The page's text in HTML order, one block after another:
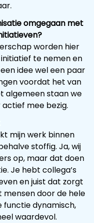
omgegaan met
worden hier
te nemen en
idee wel een paar
voordat het van
algemeen staan we
mee bezig.
mijn werk binnen
stoffig. Ja, wij
op, maar dat doen
Je hebt collega’s
en juist dat zorgt
door de hele
functie dynamisch,
waardevol.